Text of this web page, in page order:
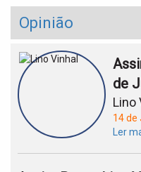
Opinião
de
Lino
14 de
Ler